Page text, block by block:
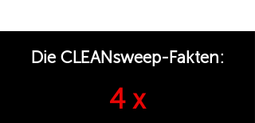
Die CLEANsweep-Fakten:
4 x